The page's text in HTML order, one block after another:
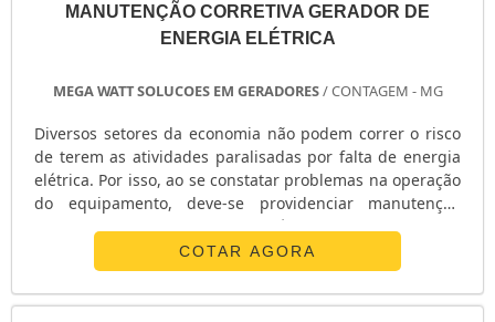
MANUTENÇÃO CORRETIVA GERADOR DE
ENERGIA ELÉTRICA
MEGA WATT SOLUCOES EM GERADORES/ CONTAGEM - MG
Diversos setores da economia não podem correr o risco
de terem as atividades paralisadas por falta de energia
elétrica. Por isso, ao se constatar problemas na operação
do equipamento, deve-se providenciar manutenção
corretiva gerador de energia elétrica. Estabelecimentos
como hospitais e áreas com densa movimentação de
pessoas não podem ficar a mercê de possíveis quedas de
energia, que interrompem o funcionamento de
COTAR AGORA